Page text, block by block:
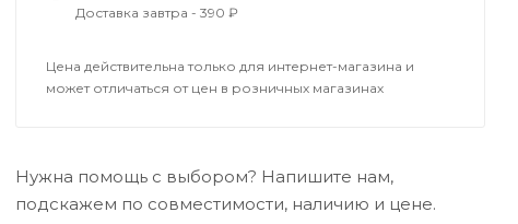
Доставка завтра - 390 ₽
Цена действительна только для интернет-магазина и
может отличаться от цен в розничных магазинах
Нужна помощь с выбором? Напишите нам,
подскажем по совместимости, наличию и цене.